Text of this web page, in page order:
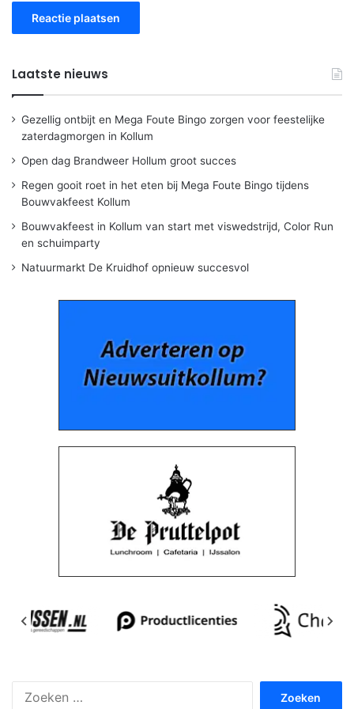
Laatste nieuws
Gezellig ontbijt en Mega Foute Bingo zorgen voor feestelijke
zaterdagmorgen in Kollum
Open dag Brandweer Hollum groot succes
Regen gooit roet in het eten bij Mega Foute Bingo tijdens
Bouwvakfeest Kollum
Bouwvakfeest in Kollum van start met viswedstrijd, Color Run
en schuimparty
Natuurmarkt De Kruidhof opnieuw succesvol